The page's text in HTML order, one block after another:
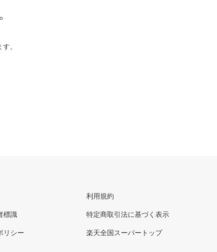
。
標識
リシー
利用規約
特定商取引法に基づく表示
楽天全国スーパートップ